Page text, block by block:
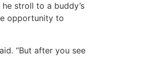
stroll to a buddy’s
opportunity to
“But after you see